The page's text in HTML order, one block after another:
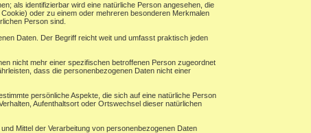
als identifizierbar wird eine natürliche Person angesehen, die
oder zu einem oder mehreren besonderen Merkmalen
Person sind.
Daten. Der Begriff reicht weit und umfasst praktisch jeden
nicht mehr einer spezifischen betroffenen Person zugeordnet
dass die personenbezogenen Daten nicht einer
persönliche Aspekte, die sich auf eine natürliche Person
Aufenthaltsort oder Ortswechsel dieser natürlichen
Mittel der Verarbeitung von personenbezogenen Daten